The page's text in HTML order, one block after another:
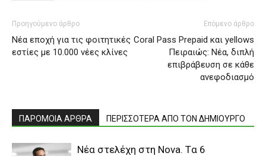
Προηγούμενο άρθρο
Νέα εποχή για τις φοιτητικές
εστίες με 10.000 νέες κλίνες
Επόμενο άρθρο
Coral Pass Prepaid και yellows
Πειραιώς: Nέα, διπλή
επιβράβευση σε κάθε
ανεφοδιασμό
ΠΑΡΟΜΟΙΑ ΑΡΘΡΑ ΠΕΡΙΣΣΟΤΕΡΑ ΑΠΟ ΤΟΝ ΔΗΜΙΟΥΡΓΟ
Νέα στελέχη στη Nova. Tα 6